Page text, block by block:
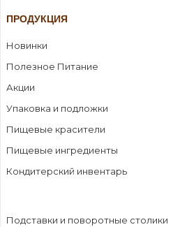
ПРОДУКЦИЯ
Новинки
Полезное Питание
Акции
Упаковка и подложки
Пищевые красители
Пищевые ингредиенты
Кондитерский инвентарь
Подставки и поворотные столики